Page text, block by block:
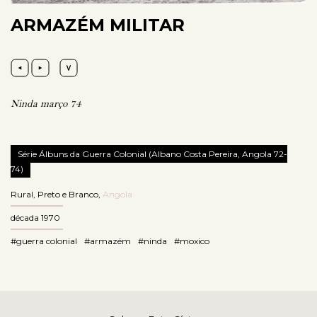
ARMAZÉM MILITAR
Ninda março 74
Série Álbuns da Guerra Colonial (Albano Costa Pereira, Angola 72-
74)
Rural, Preto e Branco, Angola
década 1970
#guerra colonial #armazém #ninda #moxico